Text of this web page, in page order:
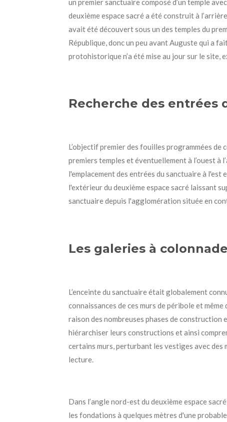
deuxième espace sacré a été construit à
avait été découvert sous un des temples du
République, donc un peu avant Auguste qui a
protohistorique n’a été mise au jour sur le site,
Recherche des entrées
L’objectif premier des fouilles programmées de
premiers temples et éventuellement à l’ouest à
l'emplacement des entrées du sanctuaire à l'est
l'extérieur du deuxième espace sacré laissant
sanctuaire depuis l'agglomération située en
Les galeries à colonnade
L’enceinte du sanctuaire était globalement
connaissances de ces murs de péribole et
raison des nombreuses phases de construction
hiérarchiser leurs constructions et ainsi
certains murs, perturbant les vestiges avec
lecture.
Dans l’angle nord-est du deuxième espace
les fondations à quelques mètres d'une